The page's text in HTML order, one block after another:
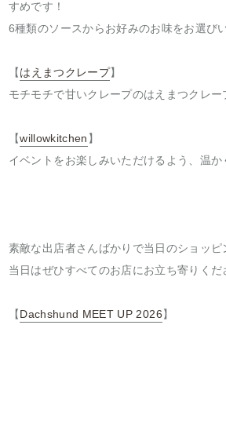
すめです！
6種類のソースからお好みのお味をお選び
【はえまつクレープ】
モチモチで甘いクレープのはえまつクレ
【willowkitchen 】
イベントをお楽しみいただけるよう、温
素敵な出店者さんばかりで当日のショッピ
当日はぜひすべてのお店にお立ち寄りくだ
【Dachshund MEET UP 2026】